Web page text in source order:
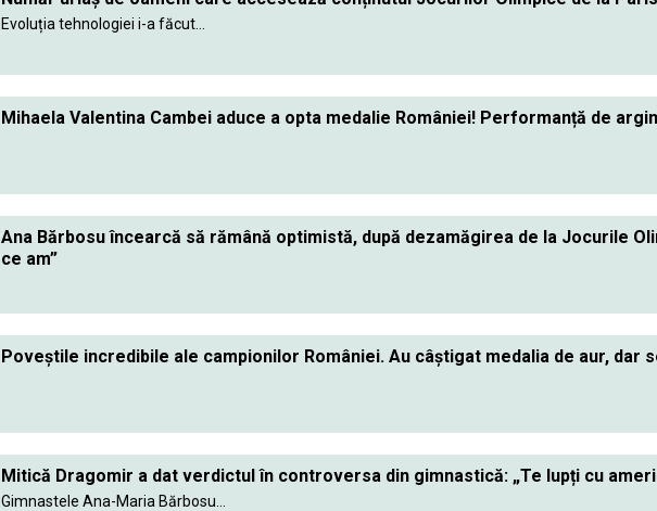
Evoluția tehnologiei i-a făcut...
Mihaela Valentina Cambei aduce a opta medalie României! Performanță de
Ana Bărbosu încearcă să rămână optimistă, după dezamăgirea de la Jocurile
ce am”
Poveștile incredibile ale campionilor României. Au câștigat medalia de aur, dar
Mitică Dragomir a dat verdictul în controversa din gimnastică: „Te lupți cu
Gimnastele Ana-Maria Bărbosu...